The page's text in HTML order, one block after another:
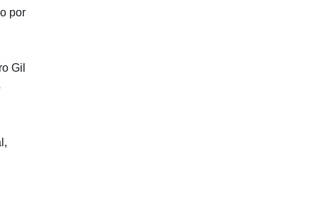
por
Gil